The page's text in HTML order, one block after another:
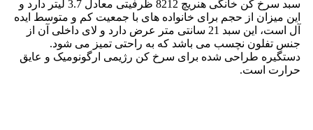
سبد سرخ کن خانگی هنریچ 8212 ظرفیتی معادل 3.7 لیتر دارد و
این میزان از حجم برای خانواده های با جمعیت کم و متوسط ایده
آل است، این سبد 21 سانتی متر عرض دارد و لای داخلی آن از
جنس تفلون نچسب می باشد که به راحتی تمیز می شود.
دستگیره طراحی شده برای سرخ کن رژیمی ارگونومیک و عایق
حرارت است.